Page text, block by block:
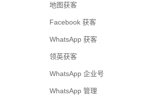
地图获客
Facebook 获客
WhatsApp 获客
领英获客
WhatsApp 企业号
WhatsApp 管理